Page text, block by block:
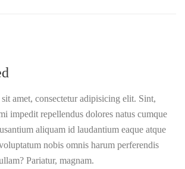
amet, consectetur adipisicing elit. Sint,
impedit repellendus dolores natus cumque
aliquam id laudantium eaque atque
nobis omnis harum perferendis
Pariatur, magnam.